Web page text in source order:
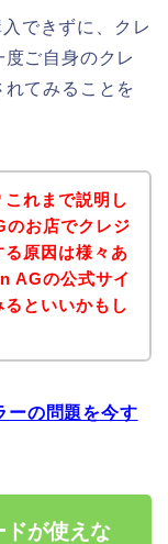
できずに、クレ
ご自身のクレ
てみることを
れまで説明し
お店でクレジ
原因は様々あ
AGの公式サイ
るといいかもし
ーの問題を今す
が使えな